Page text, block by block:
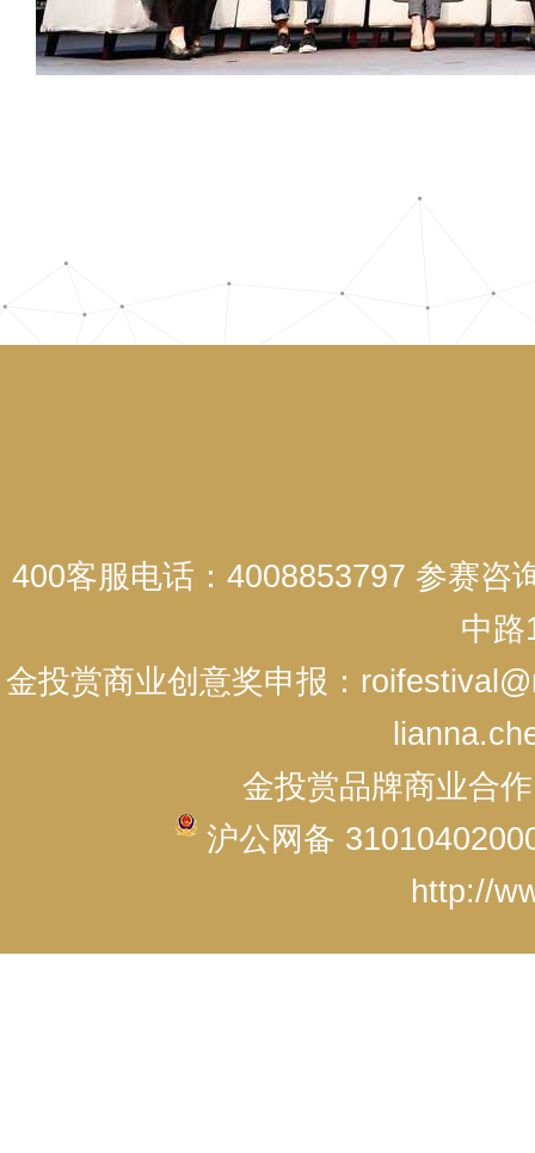
400客服电话：4008853797 参赛咨
中路
金投赏商业创意奖申报：
金投赏品牌商业合
沪公网备
http://